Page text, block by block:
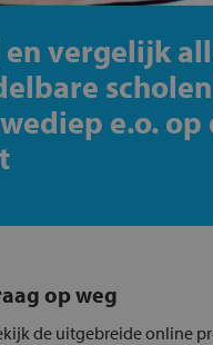
vergelijk
e.o. op
op weg
de uitgebreide online